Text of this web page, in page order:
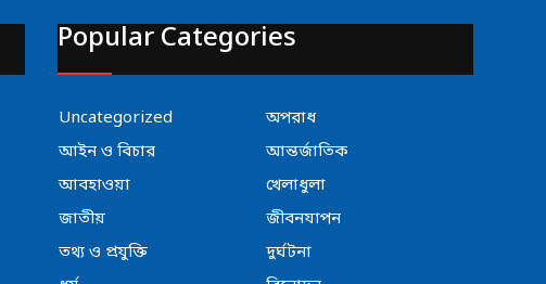
Popular Categories
Uncategorized
অপরাধ
আইন ও বিচার
আন্তর্জাতিক
আবহাওয়া
খেলাধুলা
জাতীয়
জীবনযাপন
তথ্য ও প্রযুক্তি
দুর্ঘটনা